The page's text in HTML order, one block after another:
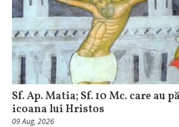
Sf. Ap. Matia; Sf. 10 Mc. care au
icoana lui Hristos
09 Aug, 2026